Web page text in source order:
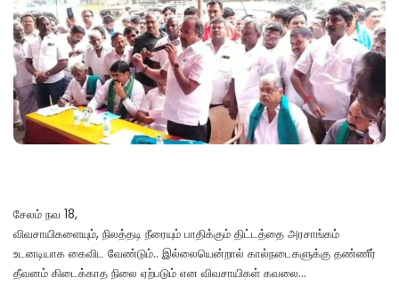
சேலம் நவ 18,
விவசாயிகளையும், நிலத்தடி நீரையும் பாதிக்கும் திட்டத்தை அரசாங்கம்
உடனடியாக கைவிட வேண்டும்.. இல்லையென்றால் கால்நடைகளுக்கு தண்ணீர்
தீவனம் கிடைக்காத நிலை ஏற்படும் என விவசாயிகள் கவலை…